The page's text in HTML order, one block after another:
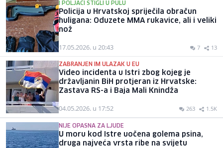
I POLJACI STIGLI U PULU
Policija u Hrvatskoj spriječila obračun
huligana: Oduzete MMA rukavice, ali i veliki
nož
17.05.2026. u 20:43 7 13
ZABRANJEN IM ULAZAK U EU
Video incidenta u Istri zbog kojeg je
državljanin BiH protjeran iz Hrvatske:
Zastava RS-a i Baja Mali Knindža
04.05.2026. u 17:52 263 1.5K
NIJE OPASNA ZA LJUDE
U moru kod Istre uočena golema psina,
druga najveća vrsta ribe na svijetu